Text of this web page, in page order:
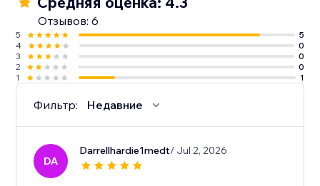
Отзывов: 6
5
5
4
0
3
0
2
0
1
1
Фильтр: Недавние
DA
Darrellhardie1medt/ Jul 2, 2026